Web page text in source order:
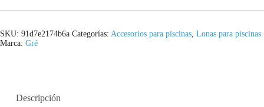
4
3
5
0
0
SKU: 91d7e2174b6a Categorías: Accesorios para piscinas, Lonas para piscinas
Marca: Gré
Descripción